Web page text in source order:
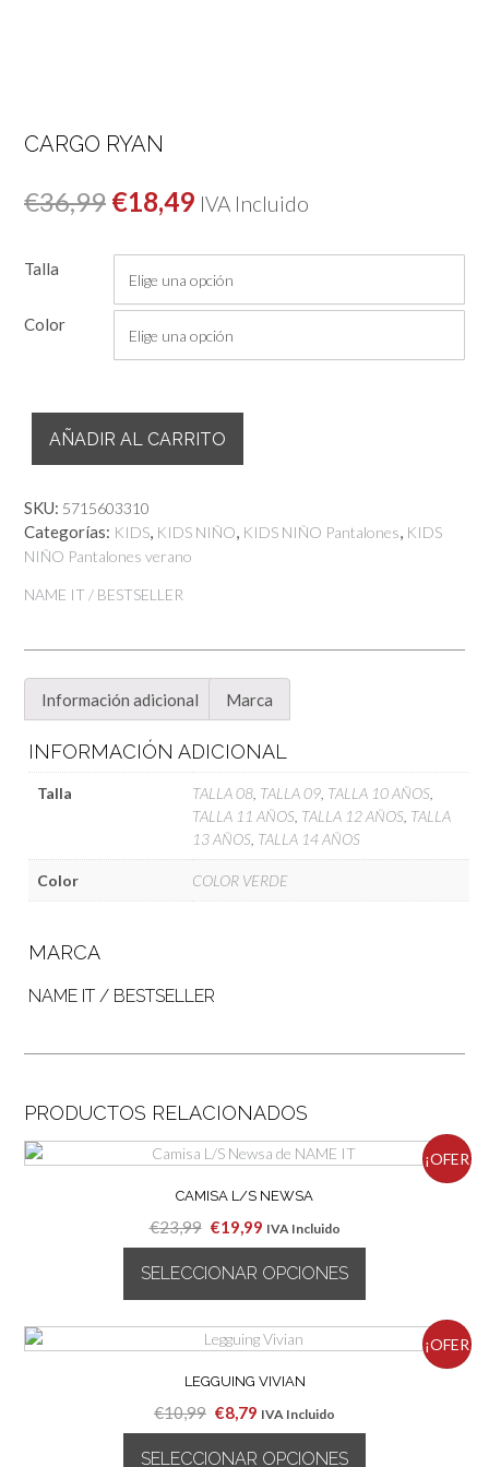
CARGO RYAN
€36,99 El
original
era:
€36,99.
€18,49El
actual
es:
€18,49.
IVA Incluido
Talla
Color
Ryan
cantidad
AÑADIR AL CARRITO
SKU: 5715603310
Categorías: KIDS, KIDS NIÑO, KIDS NIÑO Pantalones, KIDS
NIÑO Pantalones verano
NAME IT / BESTSELLER
Información adicional Marca
INFORMACIÓN ADICIONAL
Talla TALLA 08 TALLA 09 TALLA 10 AÑOS
TALLA 11 AÑOS TALLA 12 AÑOS TALLA
13 AÑOS TALLA 14 AÑOS
Color COLOR VERDE
MARCA
NAME IT / BESTSELLER
PRODUCTOS RELACIONADOS
¡OFER
CAMISA L/S NEWSA
€23,99 El
precio
original
era:
€23,99.
€19,99El
precio
actual
es:
€19,99.
IVA Incluido
SELECCIONAR OPCIONES
producto
tiene
múltiples
Las
opciones
¡OFER
LEGGUING VIVIAN
€10,99 El
precio
original
€8,79 El
precio
actual
IVA Incluido
SELECCIONAR OPCIONES